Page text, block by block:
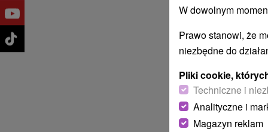
W dowolnym
Prawo stanowi, że
niezbędne do
Pliki cookie,
Techniczne i
Analityczne i
Magazyn reklam